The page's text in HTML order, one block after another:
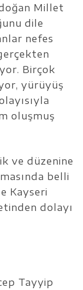
Millet
dile
nefes
Birçok
yürüyüş
oluşmuş
ve düzenine
belli
Kayseri
dolayı
Tayyip